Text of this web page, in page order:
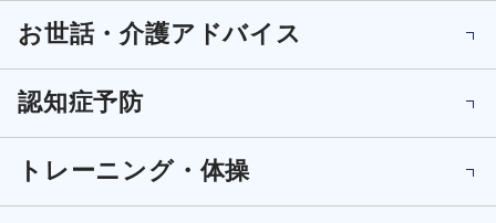
お世話・介護アドバイス
認知症予防
トレーニング・体操